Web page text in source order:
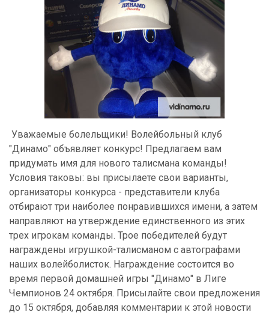
Уважаемые болельщики! Волейбольный клуб
"Динамо" объявляет конкурс! Предлагаем вам
придумать имя для нового талисмана команды!
Условия таковы: вы присылаете свои варианты,
организаторы конкурса - представители клуба
отбирают три наиболее понравившихся имени, а затем
направляют на утверждение единственного из этих
трех игрокам команды. Трое победителей будут
награждены игрушкой-талисманом с автографами
наших волейболисток. Награждение состоится во
время первой домашней игры "Динамо" в Лиге
Чемпионов 24 октября. Присылайте свои предложения
до 15 октября, добавляя комментарии к этой новости